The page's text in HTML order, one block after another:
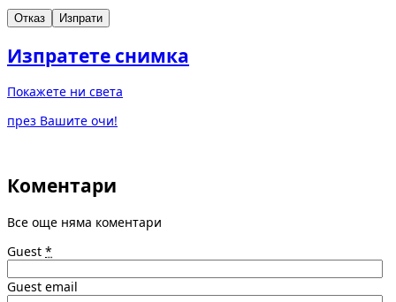
Отказ Изпрати
Изпратете снимка
Покажете ни света
през Вашите очи!
Коментари
Все още няма коментари
Guest *
Guest email